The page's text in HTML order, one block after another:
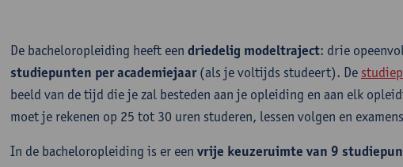
De bacheloropleiding heeft een driedelig modeltraject: drie
studiepunten per academiejaar(als je voltijds studeert). De
beeld van de tijd die je zal besteden aan je opleiding en aan elk
moet je rekenen op 25 tot 30 uren studeren, lessen volgen en
In de bacheloropleiding is er een vrije keuzeruimte van 9